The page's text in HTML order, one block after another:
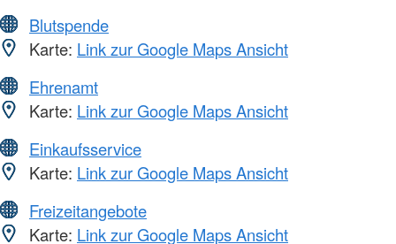
Blutspende
Karte: Link zur Google Maps Ansicht
Ehrenamt
Karte: Link zur Google Maps Ansicht
Einkaufsservice
Karte: Link zur Google Maps Ansicht
Freizeitangebote
Karte: Link zur Google Maps Ansicht